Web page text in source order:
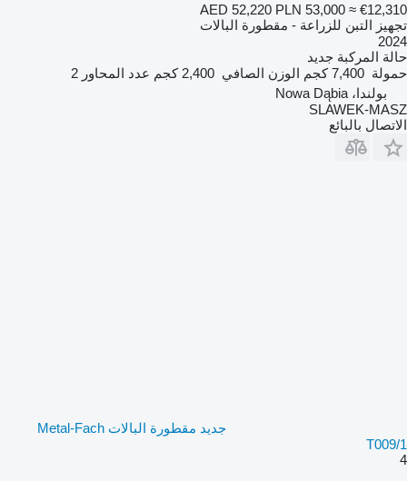
AED 52,220 PLN 53,000 ≈ €12,310
تجهيز التبن للزراعة - مقطورة البالات
2024
حالة المركبة جديد
حمولة 7,400 كجم الوزن الصافي 2,400 كجم عدد المحاور 2
بولندا، Nowa Dąbia
SLAWEK-MASZ
الاتصال بالبائع
جديد مقطورة البالات Metal-Fach
T009/1
4